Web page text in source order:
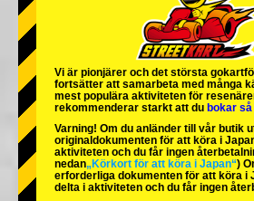
Tokyo Akihabara#2
Tokyo Shibuya Annex
Tokyo Asakusa
Okinawa
Vi är pionjärer och det största
fortsätter att samarbeta med många
mest populära aktiviteten för
rekommenderar starkt att du bokar
Varning! Om du anländer till vår butik
originaldokumenten för att köra i
aktiviteten och du får ingen
nedan„Körkort för att köra i Japan“)
erforderliga dokumenten för att köra i
delta i aktiviteten och du får ingen